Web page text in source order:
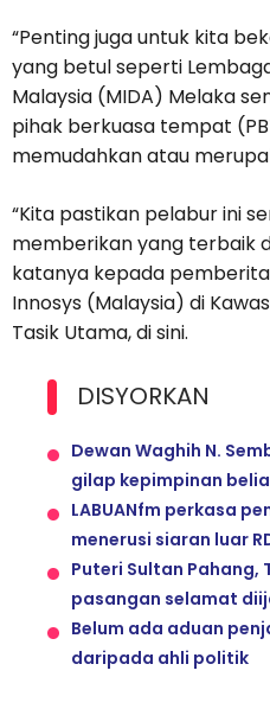
“Penting juga untuk kita
yang betul seperti
Malaysia (MIDA) Melaka
pihak berkuasa tempat
memudahkan atau
“Kita pastikan pelabur ini
memberikan yang terbaik
katanya kepada
Innosys (Malaysia) di
Tasik Utama, di sini.
DISYORKAN
Dewan Waghih N.
gilap kepimpinan belia
LABUANfm perkasa
menerusi siaran luar
Puteri Sultan Pahang,
pasangan selamat
Belum ada aduan
daripada ahli politik